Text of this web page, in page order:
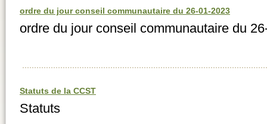
ordre du jour conseil communautaire du 26-01-2023
ordre du jour conseil communautaire du
Statuts de la CCST
Statuts